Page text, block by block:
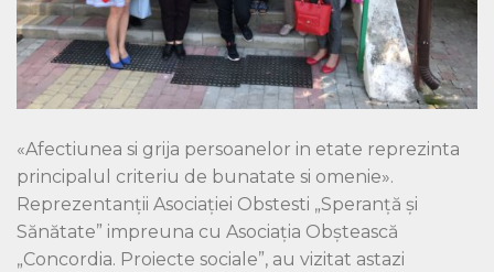
«Afectiunea si grija persoanelor in etate reprezinta
principalul criteriu de bunatate si omenie».
Reprezentanții Asociației Obstesti „Speranță și
Sănătate” impreuna cu Asociația Obștească
„Concordia. Proiecte sociale”, au vizitat astazi